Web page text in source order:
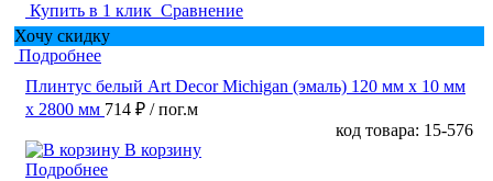
Купить в 1 клик Сравнение
Хочу скидку
Подробнее
Плинтус белый Art Decor Michigan (эмаль) 120 мм х 10 мм
х 2800 мм 714 ₽ / пог.м
код товара: 15-576
В корзину
Подробнее